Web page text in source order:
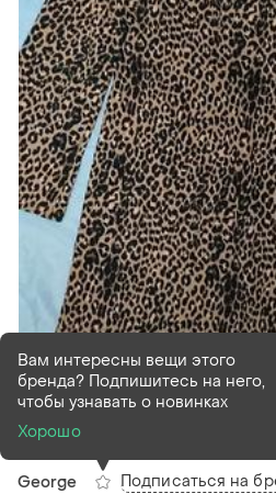
В наличии 1 шт
Легкое женское
George
Вам интересны вещи этого
бренда? Подпишитесь на него,
чтобы узнавать о новинках
Хорошо
Подписаться на